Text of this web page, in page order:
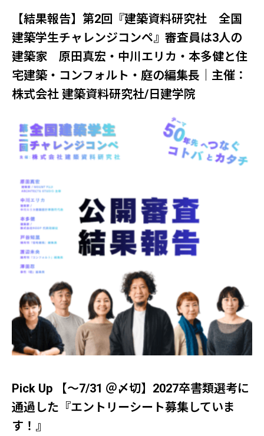
【結果報告】第2回『建築資料研究社 全国
建築学生チャレンジコンペ』審査員は3人の
建築家 原田真宏・中川エリカ・本多健と住
宅建築・コンフォルト・庭の編集長｜主催：
株式会社 建築資料研究社/日建学院
Pick Up 【～7/31 ＠〆切】2027卒書類選考に
通過した『エントリーシート募集していま
す！』